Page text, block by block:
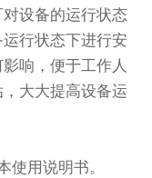
设备的运行状态
行状态下进行安
响，便于工作人
大大提高设备运
用说明书。